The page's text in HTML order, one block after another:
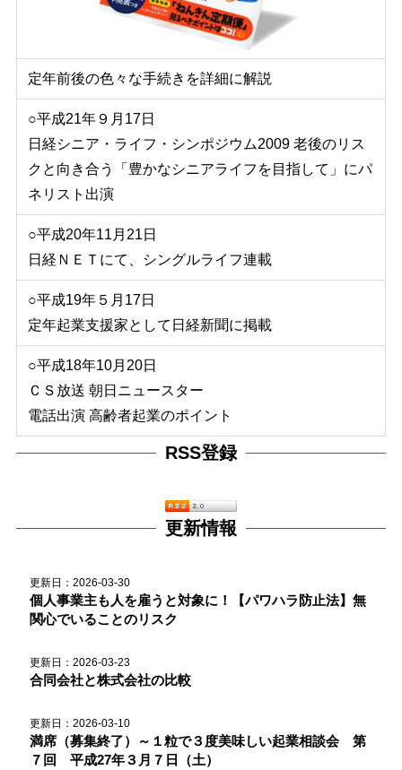
定年前後の色々な手続きを詳細に解説
○平成21年９月17日
日経シニア・ライフ・シンポジウム2009 老後のリス
クと向き合う「豊かなシニアライフを目指して」にパ
ネリスト出演
○平成20年11月21日
日経ＮＥＴにて、シングルライフ連載
○平成19年５月17日
定年起業支援家として日経新聞に掲載
○平成18年10月20日
ＣＳ放送 朝日ニュースター
電話出演 高齢者起業のポイント
RSS登録
更新情報
更新日：2026-03-30
個人事業主も人を雇うと対象に！【パワハラ防止法】無
関心でいることのリスク
更新日：2026-03-23
合同会社と株式会社の比較
更新日：2026-03-10
満席（募集終了）～１粒で３度美味しい起業相談会 第
７回 平成27年３月７日（土）